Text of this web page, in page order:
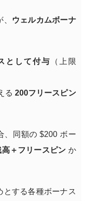
ウェルカムボーナ
として付与
（上限
る 200フリースピン
、同額の $200 ボー
＋フリースピン か
とする各種ボーナス